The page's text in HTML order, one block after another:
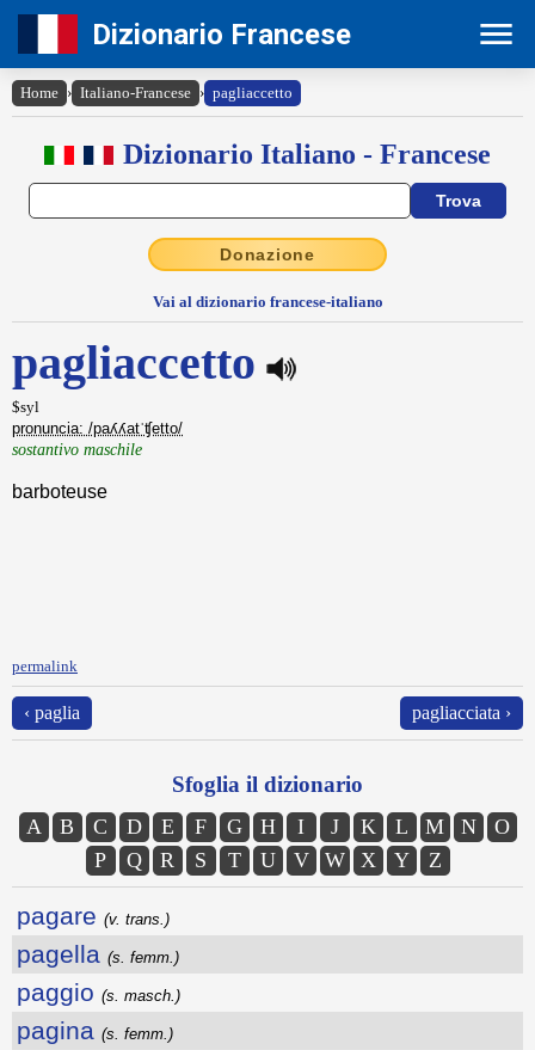
Dizionario Francese
Home › Italiano-Francese › pagliaccetto
Dizionario Italiano - Francese
Donazione
Vai al dizionario francese-italiano
pagliaccetto
$syl
pronuncia: /paʎʎatˈʧetto/
sostantivo maschile
barboteuse
permalink
‹ paglia pagliacciata ›
Sfoglia il dizionario
A B C D E F G H I J K L M N
O
P
Q R S T U V W X Y Z
pagare (v. trans.)
pagella (s. femm.)
paggio (s. masch.)
pagina (s. femm.)